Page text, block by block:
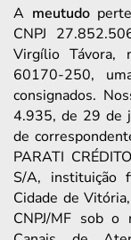
A meutudo
CNPJ
Virgílio Távora,
60170-250,
consignados.
4.935, de 29 de
de
PARATI
S/A, instituição
Cidade de
CNPJ/MF sob o